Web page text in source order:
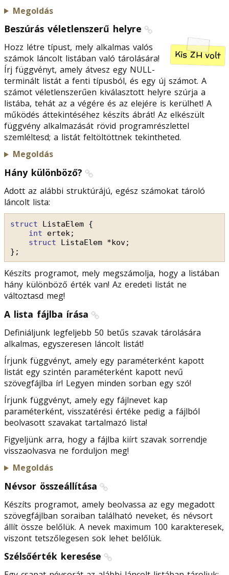
Megoldás
Beszúrás véletlenszerű helyre
Kis ZH volt
Hozz létre típust, mely alkalmas valós
számok láncolt listában való tárolására!
Írj függvényt, amely átvesz egy NULL-
terminált listát a fenti típusból, és egy új számot. A
számot véletlenszerűen kiválasztott helyre szúrja a
listába, tehát az a végére és az elejére is kerülhet! A
működés áttekintéséhez készíts ábrát! Az elkészült
függvény alkalmazását rövid programrészlettel
szemléltesd; a listát feltöltöttnek tekintheted.
Megoldás
Hány különböző?
Adott az alábbi struktúrájú, egész számokat tároló
láncolt lista:
struct
ListaElem {
int
ertek;
struct
ListaElem *kov;
};
Készíts programot, mely megszámolja, hogy a listában
hány különböző érték van! Az eredeti listát ne
változtasd meg!
A lista fájlba írása
Definiáljunk legfeljebb 50 betűs szavak tárolására
alkalmas, egyszeresen láncolt listát!
Írjunk függvényt, amely egy paraméterként kapott
listát egy szintén paraméterként kapott nevű
szövegfájlba ír! Legyen minden sorban egy szó!
Írjunk függvényt, amely egy fájlnevet kap
paraméterként, visszatérési értéke pedig a fájlból
beolvasott szavakat tartalmazó lista!
Figyeljünk arra, hogy a fájlba kiírt szavak sorrendje
visszaolvasva ne forduljon meg!
Megoldás
Névsor összeállítása
Készíts programot, amely beolvassa az egy megadott
szövegfájlban soraiban található neveket, és névsort
állít össze belőlük. A nevek maximum 100 karakteresek,
viszont tetszőlegesen sok lehet belőlük.
Szélsőérték keresése